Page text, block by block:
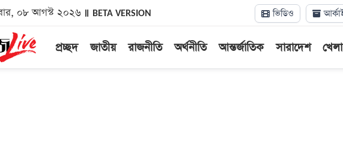
০৮ আগস্ট ২০২৬ BETA VERSION ভিডিও
প্রচ্ছদ জাতীয় রাজনীতি অর্থনীতি আন্তর্জাতিক সারাদেশ খেলা